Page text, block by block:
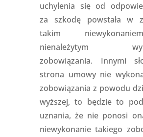
uchylenia się od
za szkodę powstała w
takim
nienależytym
zobowiązania. Innymi
strona umowy nie
zobowiązania z powodu
wyższej, to będzie to
uznania, że nie ponosi
niewykonanie takiego